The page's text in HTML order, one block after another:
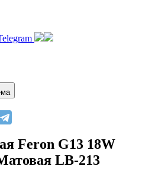
Feron G13 18W
LB-213